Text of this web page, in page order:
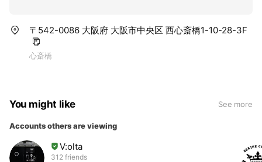
〒542-0086 大阪府 大阪市中央区 西心斎橋1-10-28-3F
心斎橋
You might like See more
Accounts others are viewing
V:olta
312 friends